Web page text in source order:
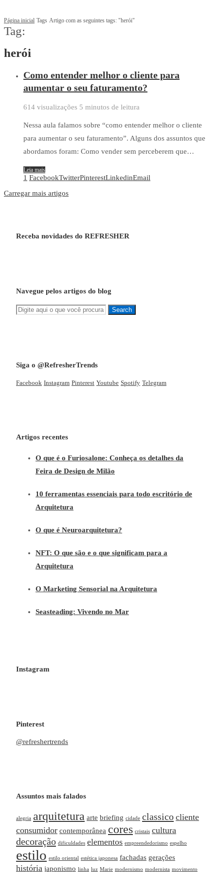
Página inicial Tags Artigo com as seguintes tags: "herói"
Tag:
herói
Como entender melhor o cliente para
aumentar o seu faturamento?
614 visualizações 5 minutos de leitura
Nessa aula falamos sobre “como entender melhor o cliente
para aumentar o seu faturamento”. Alguns dos assuntos que
abordamos foram: Como vender sem perceberem que…
Leia mais
1 FacebookTwitterPinterestLinkedinEmail
Carregar mais artigos
Receba novidades do REFRESHER
Navegue pelos artigos do blog
Siga o @RefresherTrends
Facebook Instagram Pinterest Youtube Spotify Telegram
Artigos recentes
O que é o Furiosalone: Conheça os detalhes da
Feira de Design de Milão
10 ferramentas essenciais para todo escritório de
Arquitetura
O que é Neuroarquitetura?
NFT: O que são e o que significam para a
Arquitetura
O Marketing Sensorial na Arquitetura
Seasteading: Vivendo no Mar
Instagram
Pinterest
@refreshertrends
Assuntos mais falados
alegria arquitetura arte briefing cidade classico cliente
consumidor contemporânea cores cristais cultura
decoração dificuldades elementos empreendedorismo espelho
estilo estilo oriental estética japonesa fachadas gerações
história japonismo linha luz Marie modernismo modernista movimento